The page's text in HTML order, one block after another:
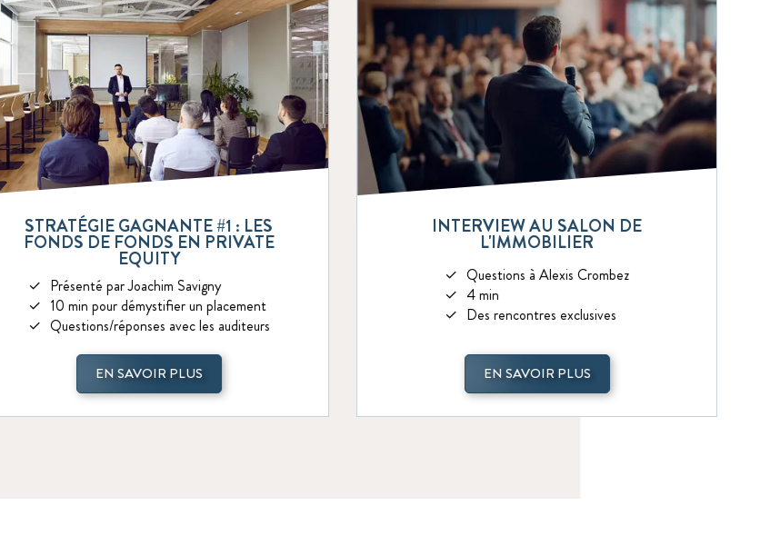
STRATÉGIE GAGNANTE #1 : LES
FONDS DE FONDS EN PRIVATE
EQUITY
Présenté par Joachim Savigny
10 min pour démystifier un placement
Questions/réponses avec les auditeurs
EN SAVOIR PLUS
INTERVIEW AU SALON DE
L'IMMOBILIER
Questions à Alexis Crombez
4 min
Des rencontres exclusives
EN SAVOIR PLUS